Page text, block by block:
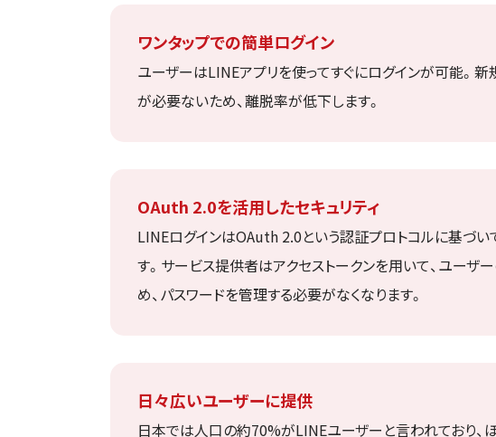
ワンタップでの簡単ログイン
ユーザーはLINEアプリを使ってすぐにログインが可能。
が必要ないため、離脱率が低下します。
OAuth 2.0を活用したセキュリティ
LINEログインはOAuth 2.0という認証プロトコルに基づい
す。サービス提供者はアクセストークンを用いて、ユーザ
め、パスワードを管理する必要がなくなります。
日々広いユーザーに提供
日本では人口の約70%がLINEユーザーと言われており、